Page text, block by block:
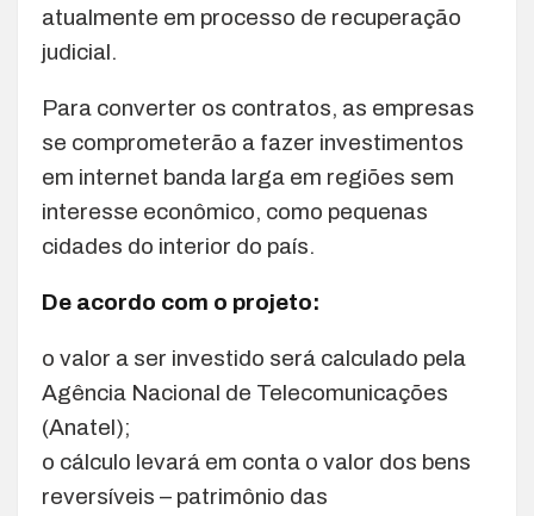
atualmente em processo de recuperação
judicial.
Para converter os contratos, as empresas
se comprometerão a fazer investimentos
em internet banda larga em regiões sem
interesse econômico, como pequenas
cidades do interior do país.
De acordo com o projeto:
o valor a ser investido será calculado pela
Agência Nacional de Telecomunicações
(Anatel);
o cálculo levará em conta o valor dos bens
reversíveis – patrimônio das